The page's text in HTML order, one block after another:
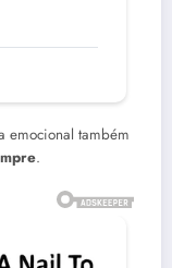
emocional também
.